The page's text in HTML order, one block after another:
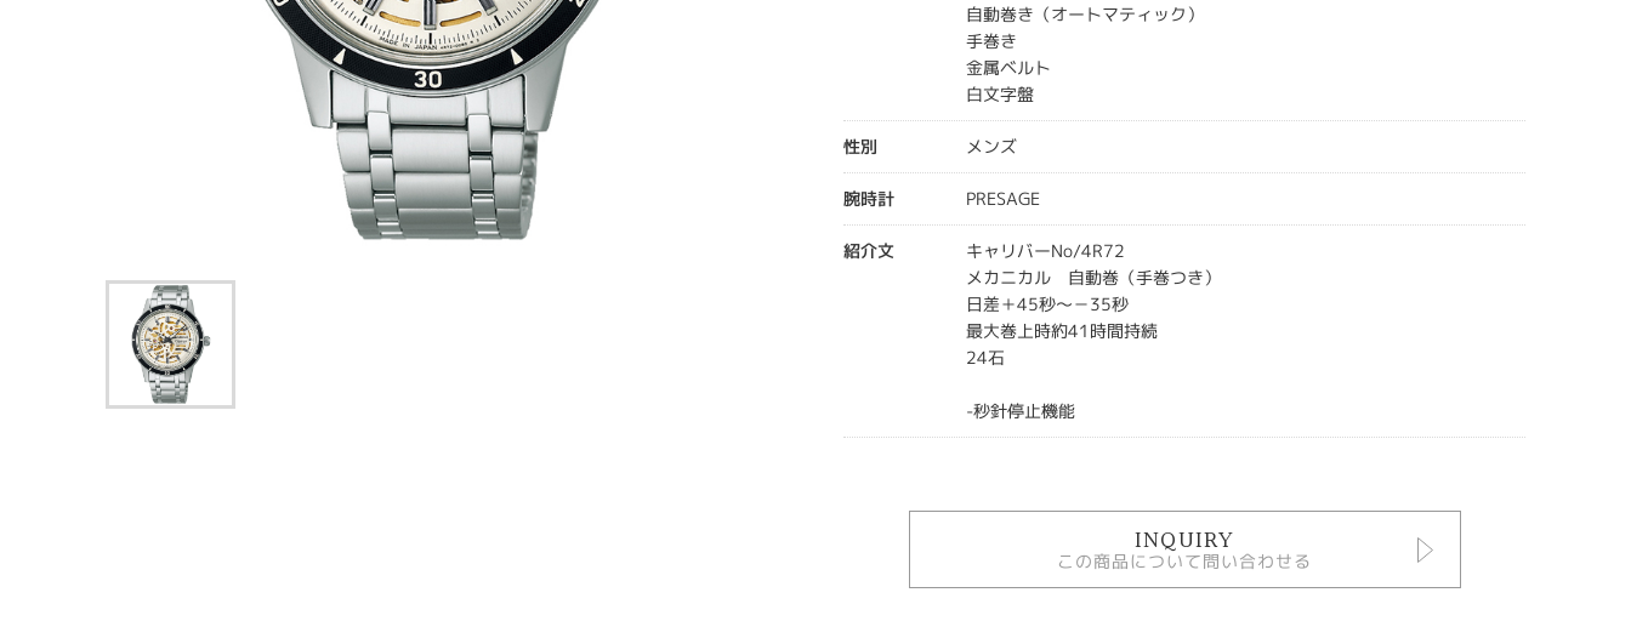
自動巻き（オートマティック）
手巻き
金属ベルト
白文字盤
性別 メンズ
腕時計 PRESAGE
紹介文
キャリバーNo/4R72
メカニカル 自動巻（手巻つき）
日差＋45秒～－35秒
最大巻上時約41時間持続
24石
-秒針停止機能
INQUIRY
この商品について問い合わせる